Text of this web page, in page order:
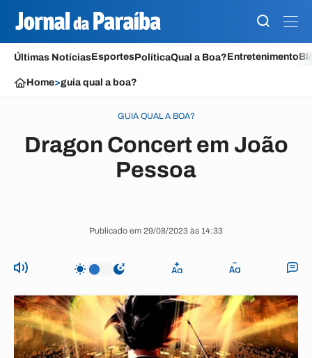
Últimas NotíciasEsportesPolíticaQual a Boa?Entretenimento
Home>guia qual a boa?
GUIA QUAL A BOA?
Dragon Concert em João
Pessoa
Publicado em 29/08/2023 às 14:33